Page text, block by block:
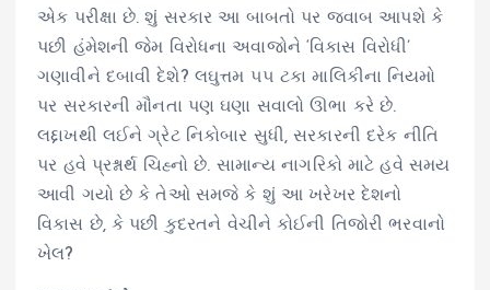
એક પરીક્ષા છે. શું સરકાર આ બાબતો પર જવાબ આપશે કે
પછી હંમેશની જેમ વિરોધના અવાજોને ‘વિકાસ વિરોધી’
ગણાવીને દબાવી દેશે? લઘુત્તમ ૫૫ ટકા માલિકીના નિયમો
પર સરકારની મૌનતા પણ ઘણા સવાલો ઊભા કરે છે.
લદ્દાખથી લઈને ગ્રેટ નિકોબાર સુધી, સરકારની દરેક નીતિ
પર હવે પ્રશ્નાર્થ ચિહ્નો છે. સામાન્ય નાગરિકો માટે હવે સમય
આવી ગયો છે કે તેઓ સમજે કે શું આ ખરેખર દેશનો
વિકાસ છે, કે પછી કુદરતને વેચીને કોઈની તિજોરી ભરવાનો
ખેલ?